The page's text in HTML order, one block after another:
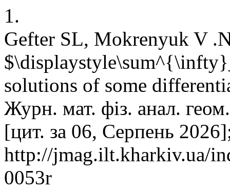
1.
Gefter SL, Mokrenyuk V
solutions of some
Журн. мат. фіз. анал.
[цит. за 06, Серпень
http://jmag.ilt.kharkiv.ua/
0053r